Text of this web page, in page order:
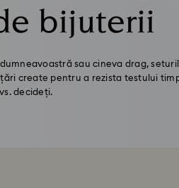
bijuterii
sau cineva drag,
create pentru a rezista testului
decideți.